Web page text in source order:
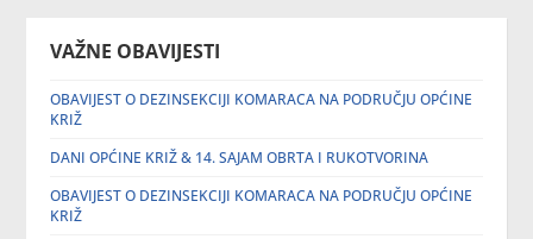
VAŽNE OBAVIJESTI
OBAVIJEST O DEZINSEKCIJI KOMARACA NA PODRUČJU OPĆINE
KRIŽ
DANI OPĆINE KRIŽ & 14. SAJAM OBRTA I RUKOTVORINA
OBAVIJEST O DEZINSEKCIJI KOMARACA NA PODRUČJU OPĆINE
KRIŽ